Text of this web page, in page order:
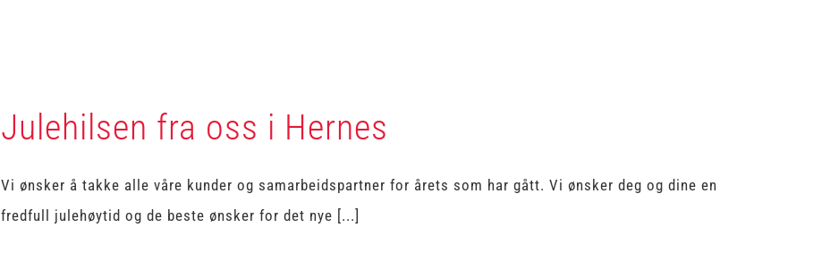
Julehilsen fra oss i Hernes
Vi ønsker å takke alle våre kunder og samarbeidspartner for årets som har gått. Vi ønsker deg og dine en
fredfull julehøytid og de beste ønsker for det nye [...]